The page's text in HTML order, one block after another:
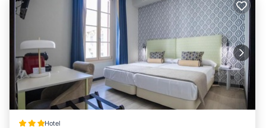
Hotel